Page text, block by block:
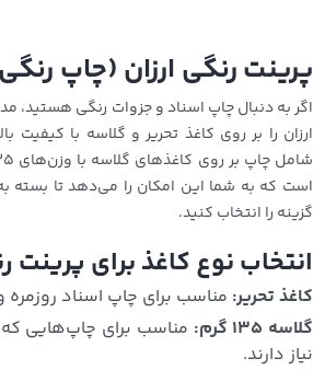
پرینت رنگی ارزان (چاپ
اگر به دنبال چاپ اسناد و جزوات رنگی هستید،
ارزان را بر روی کاغذ تحریر و گلاسه با کیفیت
است که به شما این امکان را می‌دهد تا بسته
گزینه را انتخاب کنید.
انتخاب نوع کاغذ برای پرینت
کاغذ تحریر: مناسب برای چاپ اسناد روزمره
گلاسه ۱۳۵ گرم:
مناسب برای چاپ‌هایی
نیاز دارند.